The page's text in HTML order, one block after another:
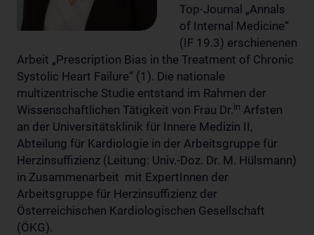
Top-Journal „Annals
of Internal Medicine“
(IF 19.3) erschienenen
Arbeit „Prescription Bias in the Treatment of Chronic
Systolic Heart Failure“ (1). Die nationale
multizentrische Studie entstand im Rahmen der
Wissenschaftlichen Tätigkeit von Frau Dr.in Arfsten
an der Universitätsklinik für Innere Medizin II,
Abteilung für Kardiologie in der Arbeitsgruppe für
Herzinsuffizienz (Leitung: Univ.-Doz. Dr. M. Hülsmann)
in Zusammenarbeit mit ExpertInnen der
Arbeitsgruppe für Herzinsuffizienz der
Österreichischen Kardiologischen Gesellschaft
(ÖKG).